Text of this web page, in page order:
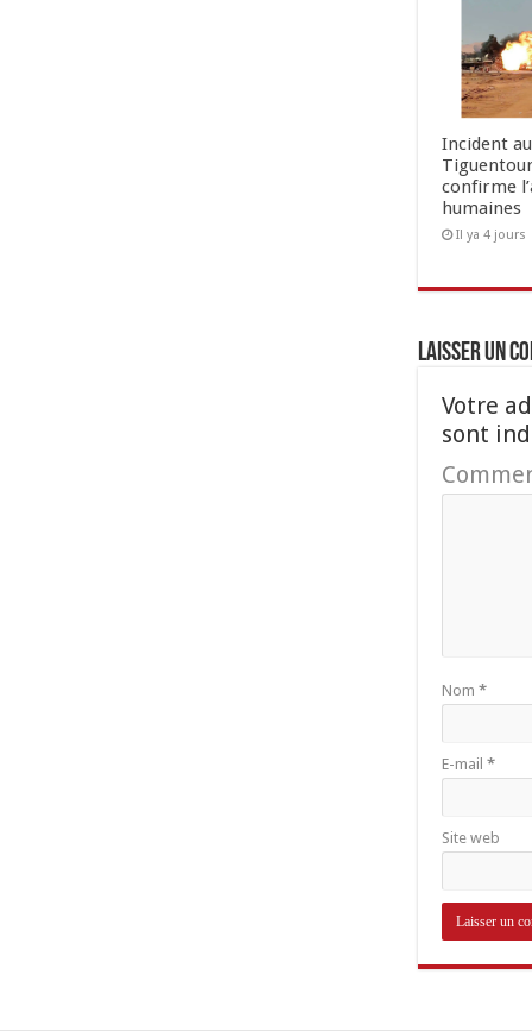
Incident
confirme
humaines
Il ya 4 jours
Laisser un
Votre
sont
Nom *
E-mail *
Site web